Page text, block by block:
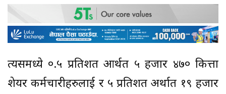
त्यसमध्ये ०.५ प्रतिशत आर्थत ५ हजार ४७० कित्ता
शेयर कर्मचारीहरुलाई र ५ प्रतिशत अर्थात १९ हजार